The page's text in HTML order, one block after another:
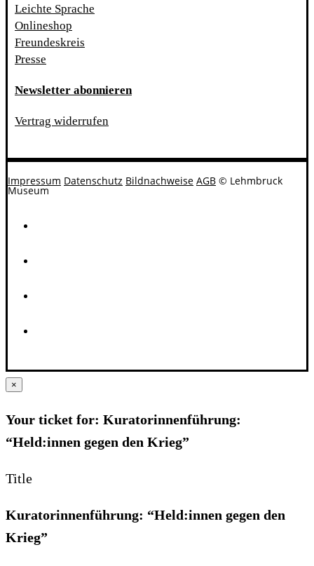
Leichte Sprache
Onlineshop
Freundeskreis
Presse
Newsletter abonnieren
Vertrag widerrufen
Impressum Datenschutz Bildnachweise AGB © Lehmbruck
Museum
×
Your ticket for: Kuratorinnenführung:
“Held:innen gegen den Krieg”
Title
Kuratorinnenführung: “Held:innen gegen den
Krieg”